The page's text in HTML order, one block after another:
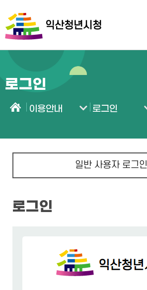
익산청년시청
로그인
이용안내 로그인
일반 사용자 로그인
로그인